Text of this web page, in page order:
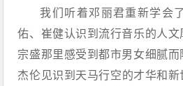
我们听着邓丽君重新学会
佑、崔健认识到流行音乐的人
宗盛那里感受到都市男女细腻而
杰伦见识到天马行空的才华和